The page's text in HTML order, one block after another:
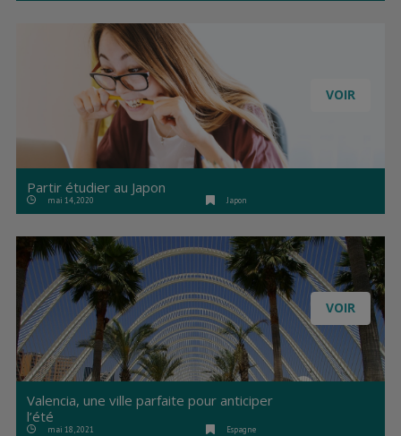
VOIR
Partir étudier au Japon
mai 14, 2020 Japon
VOIR
Valencia, une ville parfaite pour anticiper
l’été
mai 18, 2021 Espagne